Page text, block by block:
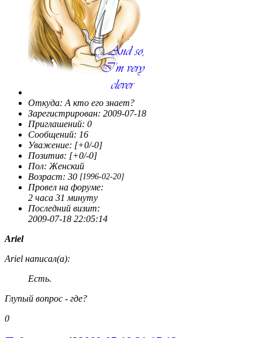
Откуда: А кто его знает?
Зарегистрирован: 2009-07-18
Приглашений: 0
Сообщений: 16
Уважение: [+0/-0]
Позитив: [+0/-0]
Пол: Женский
Возраст: 30 [1996-02-20]
Провел на форуме:
2 часа 31 минуту
Последний визит:
2009-07-18 22:05:14
Ariel
Ariel написал(а):
Есть.
Глупый вопрос - где?
0